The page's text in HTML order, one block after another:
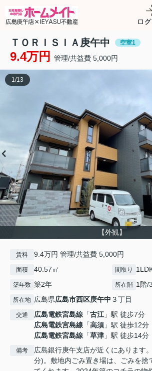
ロ
ＴＯＲＩＳＩＡ庚午中 空室1
9.4万円 管理/共益費 5,000円
【外観】
1 /13
賃料 9.4万円 管理/共益費 5,000円
面積 40.57㎡ 間取り
築年数 築2年 所在階 1階/
所在地 広島県広島市西区庚午中 ３丁目
交通 広島電鉄宮島線 「古江 」駅 徒歩7分
広島電鉄宮島線 「高須 」駅 徒歩12分
広島電鉄宮島線 「草津 」駅 徒歩14分
備考
広島銀行庚午支店が近くにあります
分)。敷地内ごみ置き場は、ごみを捨